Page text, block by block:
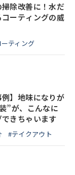
掃除改善に！水だ
ーティングの威
ティング
例】地味になりが
”が、こんなに
きちゃいます
#テイクアウト